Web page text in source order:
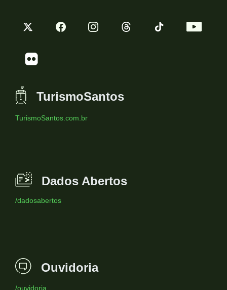
TurismoSantos
TurismoSantos.com.br
Dados Abertos
/dadosabertos
Ouvidoria
/ouvidoria